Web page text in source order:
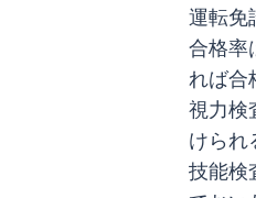
運転免
合格率
れば合
視力検
けられ
技能検